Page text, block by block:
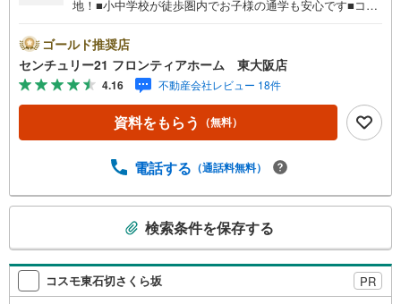
地！■小中学校が徒歩圏内でお子様の通学も安心です■コン
ゴールド推奨店
センチュリー21 フロンティアホーム 東大阪店
4.16 不動産会社レビュー 18件
資料をもらう （無料）
電話する （通話料無料）
検
索
条
検索条件を保存する
コスモ東石切さくら坂 PR